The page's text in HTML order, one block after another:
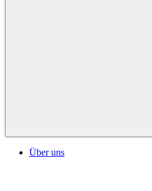
Über uns